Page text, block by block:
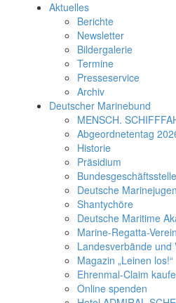
Aktuelles
Berichte
Newsletter
Bildergalerie
Termine
Presseservice
Archiv
Deutscher Marinebund
MENSCH.
Abgeordnetentag
Historie
Präsidium
Bundesgeschäftsstelle
Deutsche
Shantychöre
Deutsche Maritime
Marine-Regatta-Verein
Landesverbände und
Magazin „Leinen los!“
Ehrenmal-Claim
Online spenden